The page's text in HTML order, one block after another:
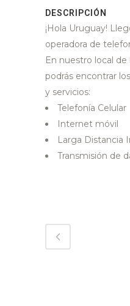
DESCRIPCIÓN
¡Hola Uruguay!
operadora de
En nuestro local de
podrás encontrar
y servicios:
Telefonía Celular
Internet móvil
Larga Distancia
Transmisión de